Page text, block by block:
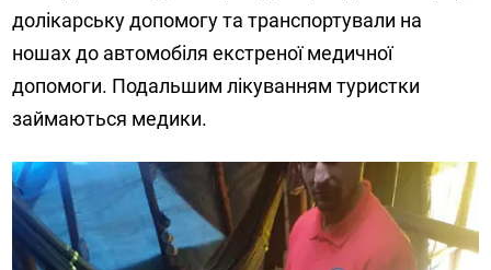
долікарську допомогу та транспортували на
ношах до автомобіля екстреної медичної
допомоги. Подальшим лікуванням туристки
займаються медики.